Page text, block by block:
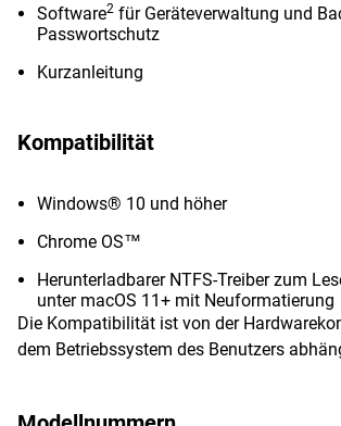
Software2 für Geräteverwaltung und
Passwortschutz
Kurzanleitung
Kompatibilität
Windows® 10 und höher
Chrome OS™
Herunterladbarer NTFS-Treiber zum
unter macOS 11+ mit Neuformatierung
Die Kompatibilität ist von der
dem Betriebssystem des Benutzers